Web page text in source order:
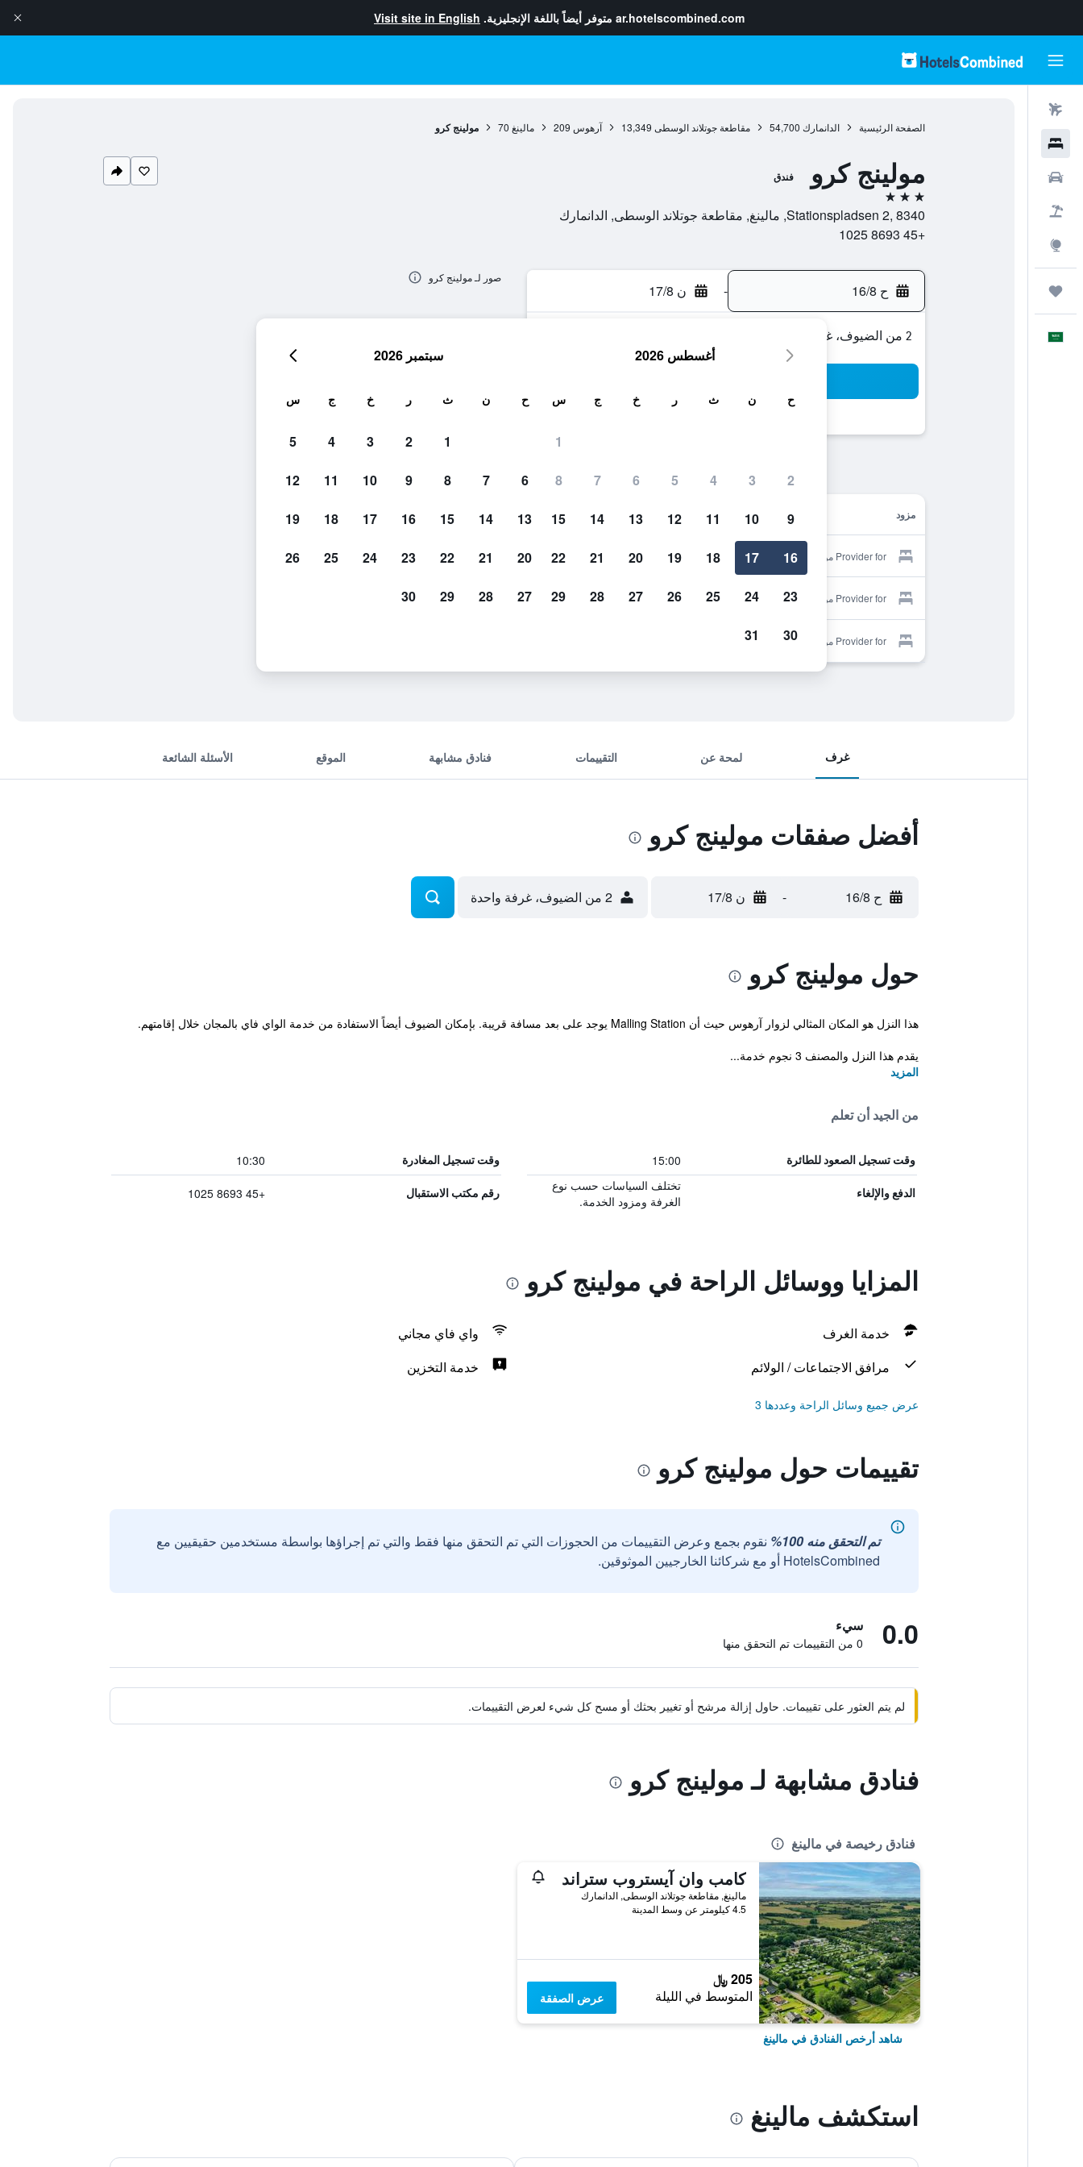
ar.hotelscombined.com متوفر أيضاً باللغة الإنجليزية. Visit site in English
الصفحة الرئيسية الدانمارك 54,700 مقاطعة جوتلاند الوسطى 13,349 آرهوس 209 مالينغ 70 مولينج كرو
مولينج كرو فندق
3 نجوم
Stationspladsen 2, 8340, مالينغ, مقاطعة جوتلاند الوسطى, الدانمارك
+45 8693 1025
ح 16/8 - ن 17/8
2 من الضيوف، غرفة واحدة
مزود
Provider for مولينج كرو عرض الأسعار
Provider for مولينج كرو عرض الأسعار
Provider for مولينج كرو
صور لـ مولينج كرو
غرف لمحة عن التقييمات فنادق مشابهة الموقع الأسئلة الشائعة
أفضل صفقات مولينج كرو
ح 16/8 - ن 17/8 2 من الضيوف، غرفة واحدة
حول مولينج كرو
هذا النزل هو المكان المثالي لزوار آرهوس حيث أن Malling Station يوجد على بعد مسافة قريبة. بإمكان الضيوف أيضاً الاستفادة من خدمة الواي فاي بالمجان خلال إقامتهم.
يقدم هذا النزل والمصنف 3 نجوم خدمة...
المزيد
من الجيد أن تعلم
وقت تسجيل الصعود للطائرة 15:00 وقت تسجيل المغادرة 10:30
الدفع والإلغاء
تختلف السياسات حسب نوع
الغرفة ومزود الخدمة.
رقم مكتب الاستقبال +45 8693 1025
المزايا ووسائل الراحة في مولينج كرو
خدمة الغرف
واي فاي مجاني
مرافق الاجتماعات / الولائم
خدمة التخزين
عرض جميع وسائل الراحة وعددها 3
تقييمات حول مولينج كرو
تم التحقق منه 100%
نقوم بجمع وعرض التقييمات من الحجوزات التي تم التحقق منها فقط والتي تم إجراؤها بواسطة مستخدمين حقيقيين مع
HotelsCombined أو مع شركائنا الخارجيين الموثوقين.
0.0 سيء
0 من التقييمات تم التحقق منها
لم يتم العثور على تقييمات. حاول إزالة مرشح أو تغيير بحثك أو مسح كل شيء لعرض التقييمات.
فنادق مشابهة لـ مولينج كرو
فنادق رخيصة في مالينغ
كامب وان آيستروب ستراند
مالينغ, مقاطعة جوتلاند الوسطى, الدانمارك
4.5 كيلومتر عن وسط المدينة
205 ﷼
المتوسط في الليلة عرض الصفقة
شاهد أرخص الفنادق في مالينغ
استكشف مالينغ
أغسطس 2026
ح ن ث ر خ ج س
1
2
3
4
5
6
7
8
9
10
11
12
13
14
15
16
17
18
19
20
21
22
23
24
25
26
27
28
29
30
31
سبتمبر 2026
ح ن ث ر خ ج س
1
2
3
4
5
6
7
8
9
10
11
12
13
14
15
16
17
18
19
20
21
22
23
24
25
26
27
28
29
30